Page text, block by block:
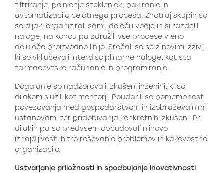
filtriranje, polnjenje stekleničk, pakiranje in
avtomatizacijo celotnega procesa. Znotraj skupin so
se dijaki organizirali sami, določili vodje in si razdelili
naloge, na koncu pa združili vse procese v eno
delujočo proizvodno linijo. Srečali so se z novimi izzivi,
ki so vključevali interdisciplinarne naloge, kot sta
farmacevtsko računanje in programiranje.
Dogajanje so nadzorovali izkušeni inženirji, ki so
dijakom služili kot mentorji. Poudarili so pomembnost
povezovanja med gospodarstvom in izobraževalnimi
ustanovami ter pridobivanja konkretnih izkušenj. Pri
dijakih pa so predvsem občudovali njihovo
iznajdljivost, hitro reševanje problemov in kakovostno
organizacijo.
Ustvarjanje priložnosti in spodbujanje inovativnosti